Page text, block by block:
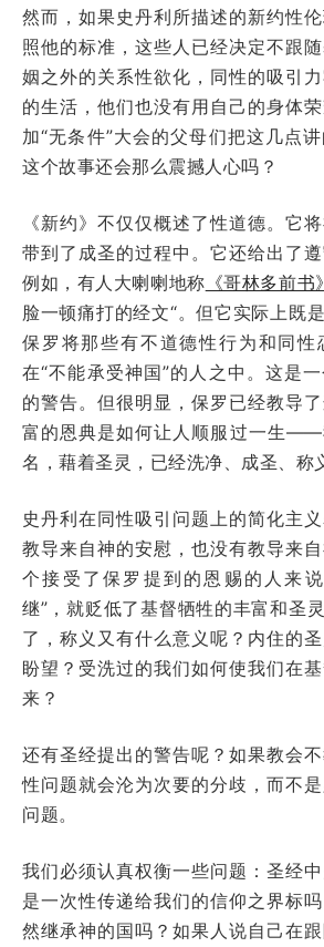
然而，如果史丹利所描述的新约性
照他的标准，这些人已经决定不跟
姻之外的关系性欲化，同性的吸引
的生活，他们也没有用自己的身体
加“无条件”大会的父母们把这几点
这个故事还会那么震撼人心吗？
《新约》不仅仅概述了性道德。它
带到了成圣的过程中。它还给出了遵
例如，有人大喇喇地称 《哥林多前书
脸一顿痛打的经文“。但它实际上既
保罗将那些有不道德性行为和同性
在“不能承受神国”的人之中。这是
的警告。但很明显，保罗已经教导
富的恩典是如何让人顺服过一生——
名，藉着圣灵，已经洗净、成圣、称
史丹利在同性吸引问题上的简化主
教导来自神的安慰，也没有教导来
个接受了保罗提到的恩赐的人来
继”，就贬低了基督牺牲的丰富和圣
了，称义又有什么意义呢？内住的
盼望？受洗过的我们如何使我们在
来？
还有圣经提出的警告呢？如果教会
性问题就会沦为次要的分歧，而不
问题。
我们必须认真权衡一些问题：圣经
是一次性传递给我们的信仰之界标
然继承神的国吗？如果人说自己在